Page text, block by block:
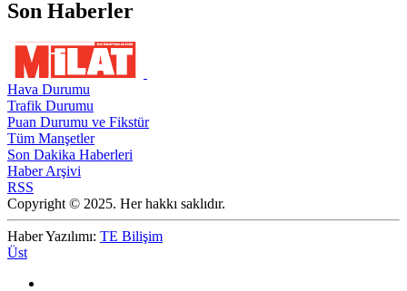
Son Haberler
Hava Durumu
Trafik Durumu
Puan Durumu ve Fikstür
Tüm Manşetler
Son Dakika Haberleri
Haber Arşivi
RSS
Copyright © 2025. Her hakkı saklıdır.
Haber Yazılımı: TE Bilişim
Üst